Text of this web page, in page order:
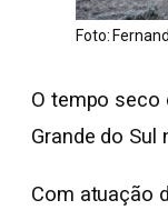
Foto:
O tempo seco
Grande do Sul
Com atuação